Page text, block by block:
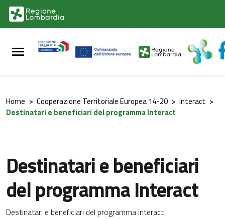
Vai al contenuto principale
Vai al footer
Home > Cooperazione Territoriale Europea 14-20 > Interact >
Destinatari e beneficiari del programma Interact
Destinatari e beneficiari
del programma Interact
Destinatari e beneficiari del programma Interact